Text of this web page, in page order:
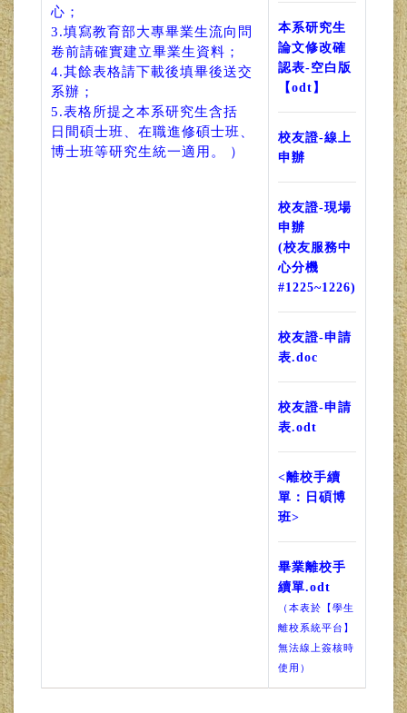
心；
3.填寫教育部大專畢業生流向問
卷前請確實建立畢業生資料；
4.其餘表格請下載後填畢後送交
系辦；
5.表格所提之本系研究生含括
日間碩士班、在職進修碩士班、
博士班等研究生統一適用。 ）
本系研究生
論文修改確
認表-空白版
【odt】
校友證-線上
申辦
校友證-現場
申辦
(校友服務中
心分機
#1225~1226)
校友證-申請
表.doc
校友證-申請
表.odt
<離校手續
單：日碩博
班>
畢業離校手
續單.odt
（本表於【學生
離校系統平台】
無法線上簽核時
使用）